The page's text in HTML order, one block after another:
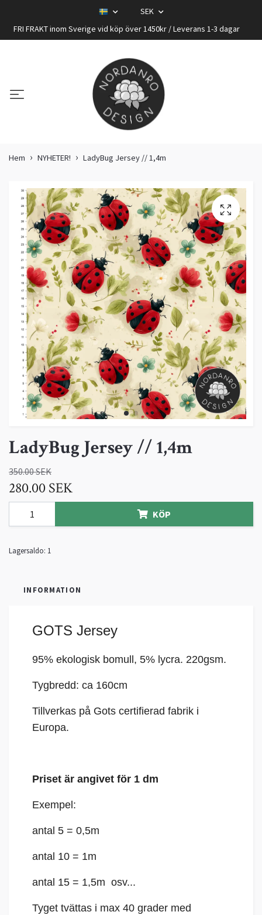
SEK
FRI FRAKT inom Sverige vid köp över 1450kr / Leverans 1-3 dagar
Hem NYHETER! LadyBug Jersey // 1,4m
LadyBug Jersey // 1,4m
350.00 SEK
280.00 SEK
KÖP
Lagersaldo: 1
INFORMATION
GOTS Jersey
95% ekologisk bomull, 5% lycra. 220gsm.
Tygbredd: ca 160cm
Tillverkas på Gots certifierad fabrik i
Europa.
Priset är angivet för 1 dm
Exempel:
antal 5 = 0,5m
antal 10 = 1m
antal 15 = 1,5m osv...
Tyget tvättas i max 40 grader med